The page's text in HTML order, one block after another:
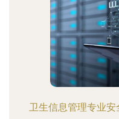
卫生信息管理专业